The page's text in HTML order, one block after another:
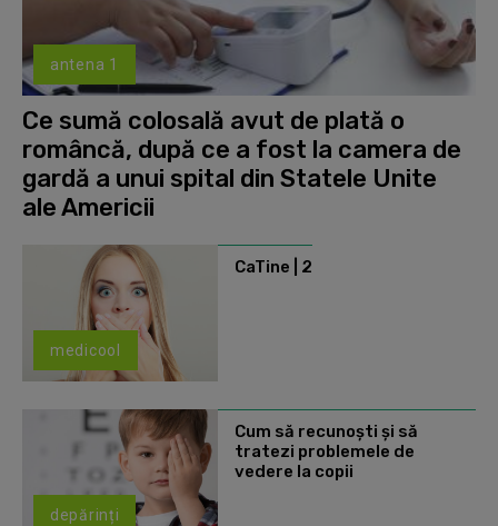
antena 1
Ce sumă colosală avut de plată o
româncă, după ce a fost la camera de
gardă a unui spital din Statele Unite
ale Americii
medicool
CaTine | 2
depărinți
Cum să recunoști și să
tratezi problemele de
vedere la copii